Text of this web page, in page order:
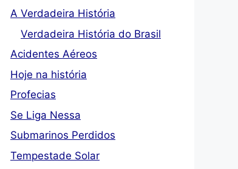
A Verdadeira História
Verdadeira História do Brasil
Acidentes Aéreos
Hoje na história
Profecias
Se Liga Nessa
Submarinos Perdidos
Tempestade Solar